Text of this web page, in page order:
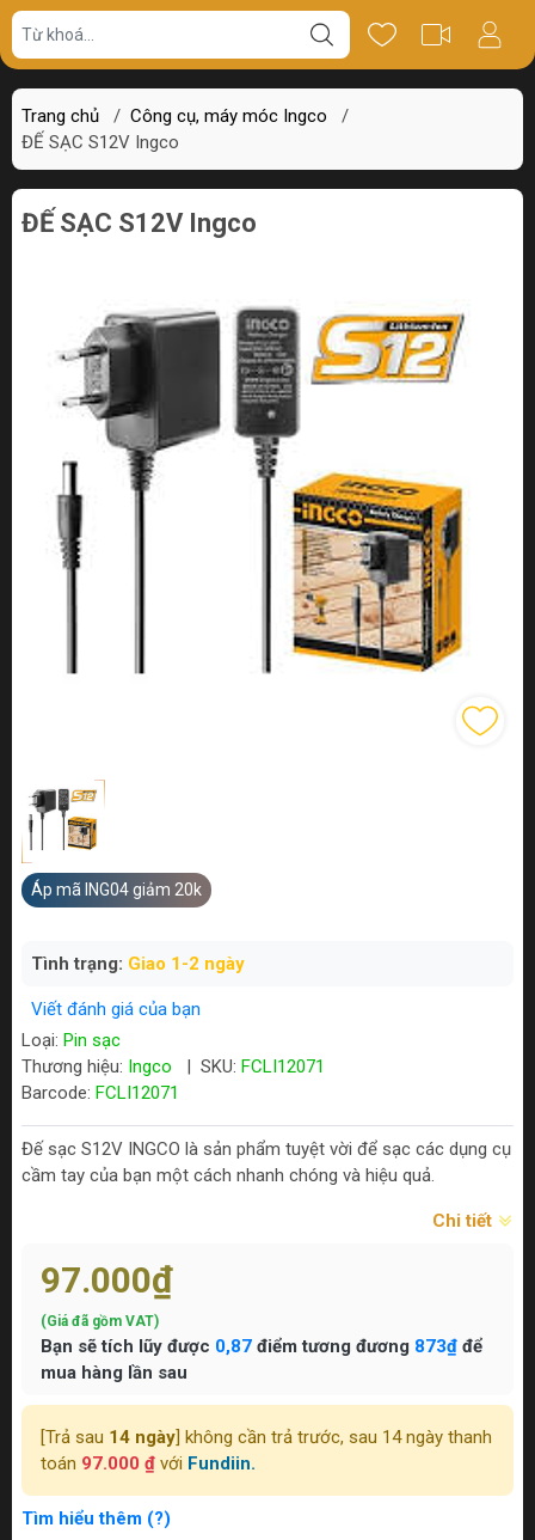
Trang chủ / Công cụ, máy móc Ingco
/
ĐẾ SẠC S12V Ingco
Giá bán Thông số Review
ĐẾ SẠC S12V Ingco
Áp mã ING04 giảm 20k
Tình trạng: Giao 1-2 ngày
Viết đánh giá của bạn
Loại: Pin sạc
Thương hiệu: Ingco SKU: FCLI12071
Barcode: FCLI12071
Đế sạc S12V INGCO là sản phẩm tuyệt vời để sạc các dụng cụ
cầm tay của bạn một cách nhanh chóng và hiệu quả.
Chi tiết
97.000₫
(Giá đã gồm VAT)
Bạn sẽ tích lũy được 0,87 điểm tương đương 873₫ để
mua hàng lần sau
[Trả sau 14 ngày ] không cần trả trước, sau 14 ngày thanh
toán 97.000 ₫ với Fundiin.
Tìm hiểu thêm (?)